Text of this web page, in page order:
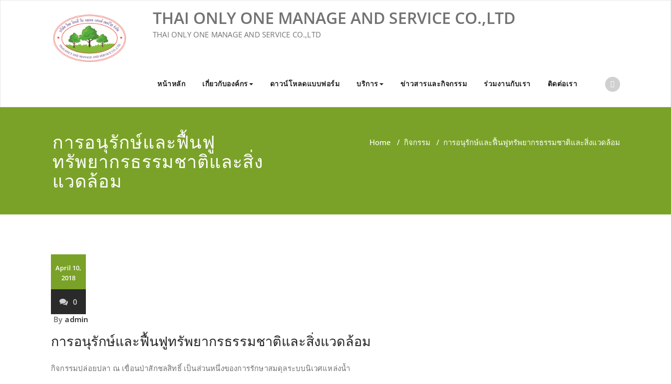
THAI ONLY ONE MANAGE AND SERVICE CO.,LTD
THAI ONLY ONE MANAGE AND SERVICE CO.,LTD
หน้าหลัก เกี่ยวกับองค์กร ดาวน์โหลดแบบฟอร์ม บริการ ข่าวสารและกิจกรรม ร่วมงานกับเรา ติดต่อเรา
การอนุรักษ์และฟื้นฟู
ทรัพยากรธรรมชาติและสิ่ง
แวดล้อม
Home / กิจกรรม / การอนุรักษ์และฟื้นฟูทรัพยากรธรรมชาติและสิ่งแวดล้อม
April 10,
2018
0
By admin
การอนุรักษ์และฟื้นฟูทรัพยากรธรรมชาติและสิ่งแวดล้อม
กิจกรรมปล่อยปลา ณ เขื่อนป่าสักชลสิทธิ์ เป็นส่วนหนึ่งของการรักษาสมดุลระบบนิเวศแหล่งน้ำ